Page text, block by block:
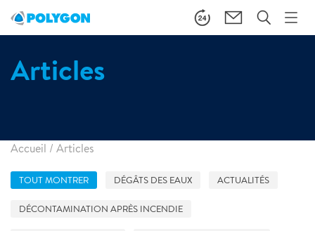
Articles
Accueil / Articles
TOUT MONTRER DÉGÂTS DES EAUX ACTUALITÉS
DÉCONTAMINATION APRÈS INCENDIE